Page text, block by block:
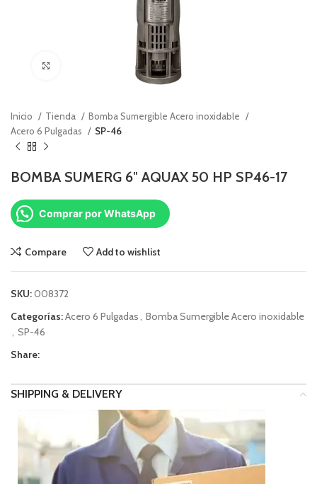
Inicio Tienda
Bomba Sumergible Acero inoxidable
Acero 6 Pulgadas
SP-46
BOMBA SUMERG 6″ AQUAX 50 HP SP46-17
Comprar por WhatsApp
Compare Add to wishlist
SKU:008372
Categorías:Acero 6 Pulgadas, Bomba Sumergible Acero inoxidable
, SP-46
Share:
SHIPPING & DELIVERY